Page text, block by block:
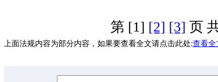
第 [1] [2] [3] 页
上面法规内容为部分内容，如果要查看全文请点击此处:查看全